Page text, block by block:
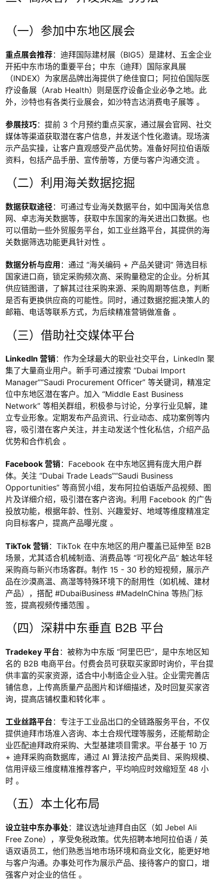
（一）参加中东地区展会
重点展会推荐：迪拜国际建材展（BIG5）是建材、五金企业
开拓中东市场的重要平台；中东（迪拜）国际家具展
（INDEX）为家居品牌出海提供了绝佳窗口；阿拉伯国际医
疗设备展（Arab Health）则是医疗设备企业必争之地。此
外，沙特也有各类行业展会，如沙特吉达消费电子展等 。
参展技巧：提前 3 个月预约重点买家，通过展会官网、社交
媒体等渠道获取潜在客户信息，并发送个性化邀请。现场演
示产品实操，让客户直观感受产品优势。准备好阿拉伯语版
资料，包括产品手册、宣传册等，方便与客户沟通交流 。
（二）利用海关数据挖掘
数据获取途径：可通过专业海关数据平台，如中国海关信息
网、卓志海关数据等，获取中东国家的海关进出口数据。也
可以借助一些外贸服务平台，如工业丝路平台，其提供的海
关数据筛选功能更具针对性 。
数据分析与应用 ：通过 “海关编码 + 产品关键词” 筛选目标
国家进口商，锁定采购频次高、采购量稳定的企业。分析其
供应链图谱，了解其过往采购来源、采购周期等信息，判断
是否有更换供应商的可能性。同时，通过数据挖掘决策人的
邮箱、电话等联系方式，为后续精准营销做准备 。
（三）借助社交媒体平台
LinkedIn 营销：作为全球最大的职业社交平台，LinkedIn 聚
集了大量商业用户。新手可通过搜索 “Dubai Import
Manager”“Saudi Procurement Officer” 等关键词，精准定
位中东地区潜在客户。加入 “Middle East Business
Network” 等相关群组，积极参与讨论，分享行业见解，建
立专业形象。定期发布产品资讯、行业动态、成功案例等内
容，吸引潜在客户关注，并主动发送个性化私信，介绍产品
优势和合作机会 。
Facebook 营销：Facebook 在中东地区拥有庞大用户群
体。关注 “Dubai Trade Leads”“Saudi Business
Opportunities” 等商贸小组，发布阿拉伯语版产品视频、图
片及详细介绍，吸引潜在客户咨询。利用 Facebook 的广告
投放功能，根据年龄、性别、兴趣爱好、地域等维度精准定
向目标客户，提高产品曝光度 。
TikTok 营销：TikTok 在中东地区的用户覆盖已延伸至 B2B
场景，尤其适合机械制造、消费品等 “可视化产品” 触达年轻
采购商与新兴市场客群。制作 15 - 30 秒的短视频，展示产
品在沙漠高温、高湿等特殊环境下的耐用性（如机械、建材
产品），搭配 #DubaiBusiness #MadeInChina 等热门标
签，提高视频传播范围 。
（四）深耕中东垂直 B2B 平台
Tradekey 平台 ：被称为中东版 “阿里巴巴”，是中东地区知
名的 B2B 电商平台。付费会员可获取买家即时询价，平台提
供丰富的买家资源，适合中小制造企业入驻。企业需完善店
铺信息，上传高质量产品图片和详细描述，及时回复买家咨
询，提高店铺权重和转化率 。
工业丝路平台 ：专注于工业品出口的全链路服务平台，不仅
提供迪拜市场准入咨询、本土合规代理等服务，还能帮助企
业匹配迪拜政府采购、大型基建项目需求。平台基于 10 万
+ 迪拜采购商数据库，通过 AI 算法按产品类目、采购规模、
信用评级三维度精准推荐客户，平均响应时效缩短至 48 小
时 。
（五）本土化布局
设立驻中东办事处 ：建议选址迪拜自由区（如 Jebel Ali
Free Zone），享受免税政策。优先招聘本地阿拉伯语 / 英
语双语员工，他们熟悉当地市场环境和商业文化，能更好地
与客户沟通。办事处可作为展示产品、接待客户的窗口，增
强客户对企业的信任 。